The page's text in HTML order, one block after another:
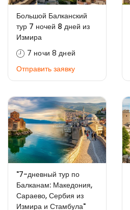
Большой Балканский
тур 7 ночей 8 дней из
Измира
7 ночи 8 дней
Отправить заявку
"7-дневный тур по
Балканам: Македония,
Сараево, Сербия из
Измира и Стамбула"